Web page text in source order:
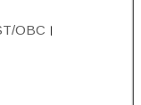
ST/OBC ।